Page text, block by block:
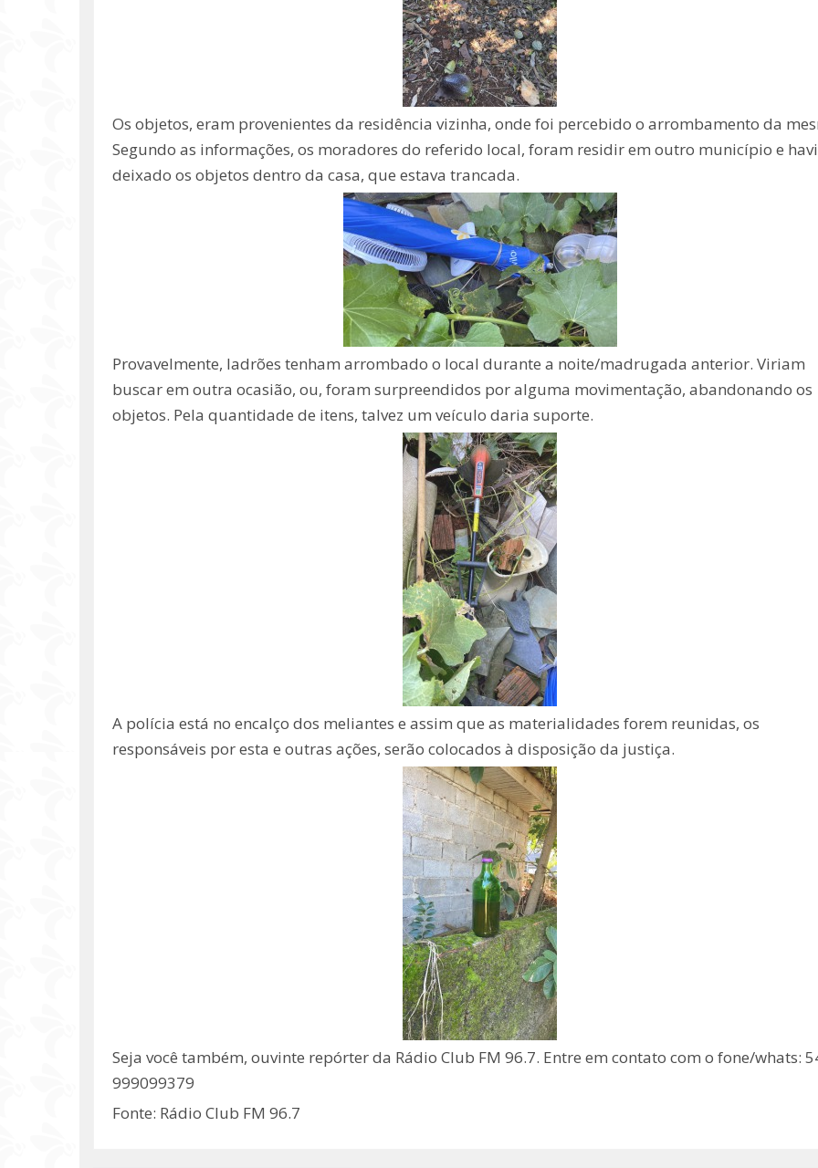
Os objetos, eram provenientes da residência vizinha, onde foi percebido o arrombamento da
Segundo as informações, os moradores do referido local, foram residir em outro município e
deixado os objetos dentro da casa, que estava trancada.
Provavelmente, ladrões tenham arrombado o local durante a noite/madrugada anterior. Viriam
buscar em outra ocasião, ou, foram surpreendidos por alguma movimentação, abandonando os
objetos. Pela quantidade de itens, talvez um veículo daria suporte.
A polícia está no encalço dos meliantes e assim que as materialidades forem reunidas, os
responsáveis por esta e outras ações, serão colocados à disposição da justiça.
Seja você também, ouvinte repórter da Rádio Club FM 96.7. Entre em contato com o fone/whats:
999099379
Fonte: Rádio Club FM 96.7